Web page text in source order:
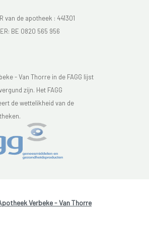
van de apotheek : 441301
BE 0820 565 956
- Van Thorre in de FAGG lijst
zijn. Het FAGG
de wettelikheid van de
Verbeke - Van Thorre